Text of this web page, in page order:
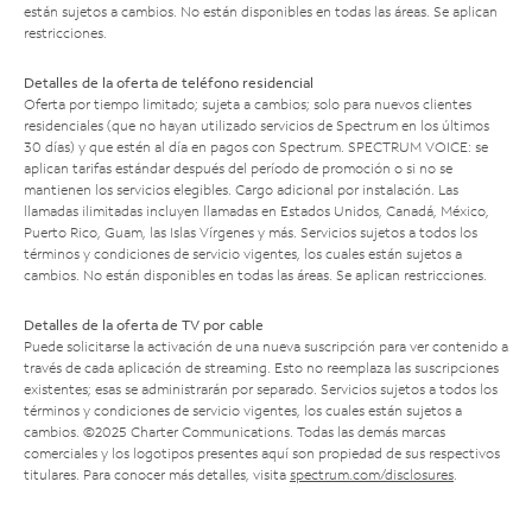
están sujetos a cambios. No están disponibles en todas las áreas. Se aplican
restricciones.
Detalles de la oferta de teléfono residencial
Oferta por tiempo limitado; sujeta a cambios; solo para nuevos clientes
residenciales (que no hayan utilizado servicios de Spectrum en los últimos
30 días) y que estén al día en pagos con Spectrum. SPECTRUM VOICE: se
aplican tarifas estándar después del período de promoción o si no se
mantienen los servicios elegibles. Cargo adicional por instalación. Las
llamadas ilimitadas incluyen llamadas en Estados Unidos, Canadá, México,
Puerto Rico, Guam, las Islas Vírgenes y más. Servicios sujetos a todos los
términos y condiciones de servicio vigentes, los cuales están sujetos a
cambios. No están disponibles en todas las áreas. Se aplican restricciones.
Detalles de la oferta de TV por cable
Puede solicitarse la activación de una nueva suscripción para ver contenido a
través de cada aplicación de streaming. Esto no reemplaza las suscripciones
existentes; esas se administrarán por separado. Servicios sujetos a todos los
términos y condiciones de servicio vigentes, los cuales están sujetos a
cambios. ©2025 Charter Communications. Todas las demás marcas
comerciales y los logotipos presentes aquí son propiedad de sus respectivos
titulares. Para conocer más detalles, visita spectrum.com/disclosures